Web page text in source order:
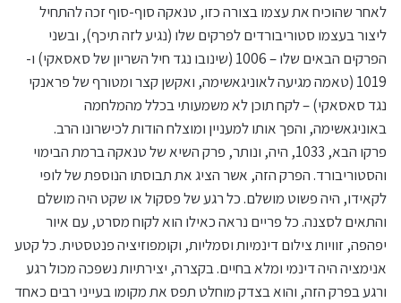
לאחר שהוכיח את עצמו בצורה כזו, טנאקה סוף-סוף זכה להתחיל
ליצור בעצמו סטוריבורדים לפרקים שלו (נגיע לזה תיכף), ובשני
הפרקים הבאים שלו – 1006 (שינובו נגד חיל השריון של סאסאקי) ו-
1019 (טאמה מגיעה לאוניגאשימה, ואקשן קצר ומטורף של פראנקי
נגד סאסאקי) – לקח תוכן לא משמעותי בכלל מהמלחמה
באוניגאשימה, והפך אותו למעניין ומוצלח הודות לכישרונו הרב.
פרקו הבא, 1033, היה, ונותר, פרק השיא של טנאקה ברמת הבימוי
והסטוריבורד. הפרק הזה, אשר הציג את תבוסתו הנוספת של לופי
לקאידו, היה פשוט מושלם. כל רגע של פסקול או שקט היה מושלם
והתאים לסצנה. כל פריים נראה כאילו הוא לקוח מסרט, עם איור
יפהפה, זוויות צילום דינמיות וסמליות, וקומפוזיציה פנטסטית. כל קטע
אנימציה היה דינמי ומלא בחיים. בקצרה, יצירתיות נשפכה מכול רגע
ורגע בפרק הזה, והוא בצדק מוחלט תפס את מקומו בעייני רבים כאחד